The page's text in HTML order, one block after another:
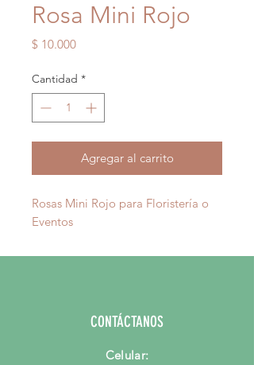
Rosa Mini Rojo
$ 10.000Precio
Cantidad *
Agregar al carrito
Rosas Mini Rojo para Floristería o
Eventos
CONTÁCTANOS
Celular: